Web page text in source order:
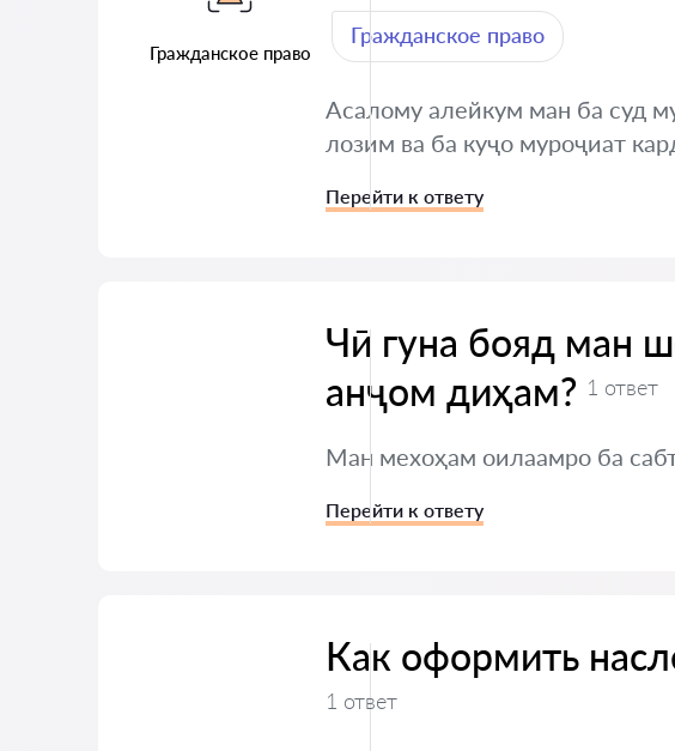
Гражданское право
Гражданское право
Асалому алейкум ман ба суд
лозим ва ба куҷо муроҷиат
Перейти к ответу
Чӣ гуна бояд ман
анҷом диҳам? 1 ответ
Ман мехоҳам оилаамро ба
Перейти к ответу
Как оформить
1 ответ